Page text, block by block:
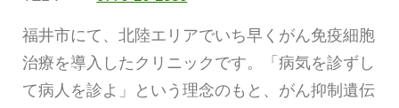
福井市にて、北陸エリアでいち早くがん免疫細胞
治療を導入したクリニックです。「病気を診ずし
て病人を診よ」という理念のもと、がん抑制遺伝